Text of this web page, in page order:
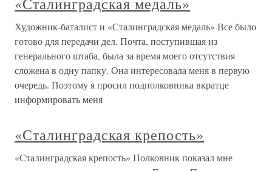
Художник-баталист и «Сталинградская медаль» Все было
готово для передачи дел. Почта, поступившая из
генерального штаба, была за время моего отсутствия
сложена в одну папку. Она интересовала меня в первую
очередь. Поэтому я просил подполковника вкратце
информировать меня
«Сталинградская крепость»
«Сталинградская крепость» Полковник показал мне